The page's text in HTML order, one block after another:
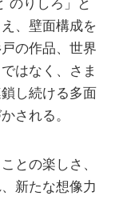
、壁面構成を
の作品、世界
はなく、さま
し続ける多面
される。
との楽しさ、
新たな想像力